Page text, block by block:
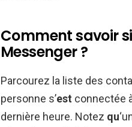
Comment savoir
Messenger ?
Parcourez la liste des
personne s’est connectée
dernière heure. Notez qu